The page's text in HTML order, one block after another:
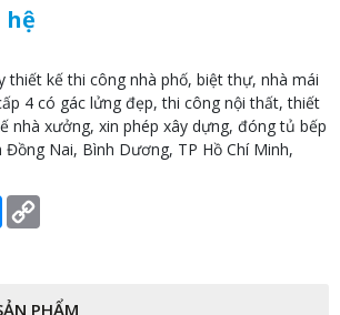
hệ
thiết kế thi công nhà phố, biệt thự, nhà mái
4 có gác lửng đẹp, thi công nội thất, thiết
nhà xưởng, xin phép xây dựng, đóng tủ bếp
Nai, Bình Dương, TP Hồ Chí Minh,
Messenger
PHẨM